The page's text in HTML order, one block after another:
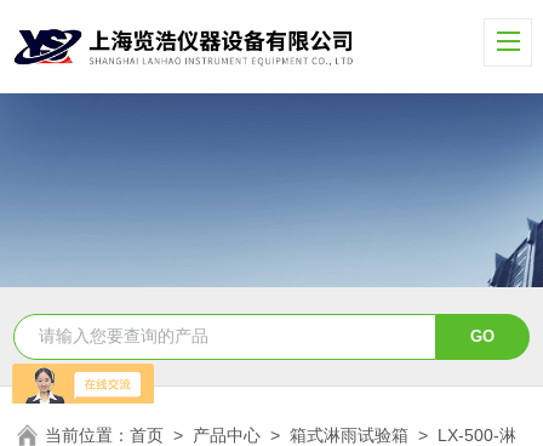
当前位置：首页 > 产品中心 >箱式淋雨试验箱 > LX-500-淋